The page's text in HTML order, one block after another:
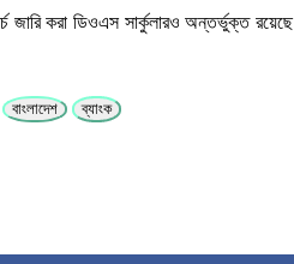
করা ডিওএস সার্কুলারও অন্তর্ভুক্ত
বাংলাদেশ ব্যাংক